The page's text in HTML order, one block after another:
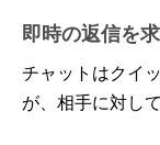
即時の返信を
チャットはクイ
が、相手に対し